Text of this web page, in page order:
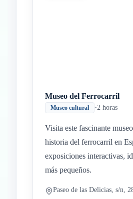
Museo del Ferrocarril
Museo cultural •2 horas
Visita este fascinante
historia del ferrocarril en
exposiciones interactivas,
más pequeños.
Paseo de las Delicias, s/n,